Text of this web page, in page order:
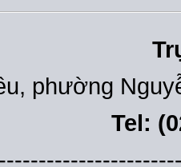
phường
Tel: